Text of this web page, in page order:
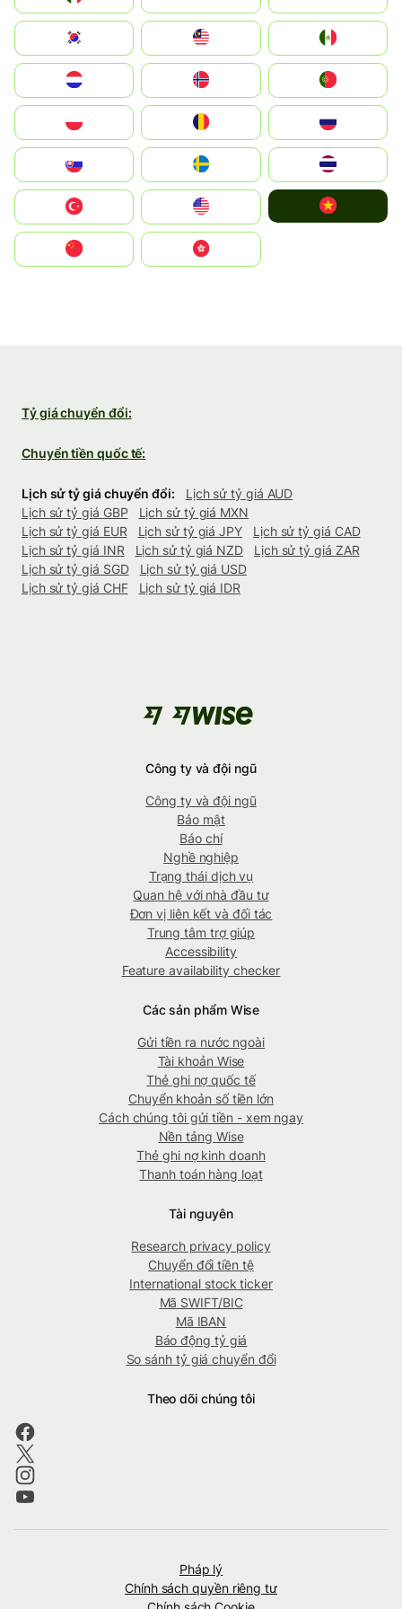
South Korea
United States
中國香港特別行政區
Tỷ giá chuyển đổi:
Chuyển tiền quốc tế:
Lịch sử tỷ giá chuyển đổi:
Lịch sử tỷ giá AUD
Lịch sử tỷ giá GBP
Lịch sử tỷ giá MXN
Lịch sử tỷ giá EUR
Lịch sử tỷ giá JPY
Lịch sử tỷ giá CAD
Lịch sử tỷ giá INR
Lịch sử tỷ giá NZD
Lịch sử tỷ giá ZAR
Lịch sử tỷ giá SGD
Lịch sử tỷ giá USD
Lịch sử tỷ giá CHF
Lịch sử tỷ giá IDR
Công ty và đội ngũ
Công ty và đội ngũ
Bảo mật
Báo chí
Nghề nghiệp
Trạng thái dịch vụ
Quan hệ với nhà đầu tư
Đơn vị liên kết và đối tác
Trung tâm trợ giúp
Accessibility
Feature availability checker
Các sản phẩm Wise
Gửi tiền ra nước ngoài
Tài khoản Wise
Thẻ ghi nợ quốc tế
Chuyển khoản số tiền lớn
Cách chúng tôi gửi tiền - xem ngay
Nền tảng Wise
Thẻ ghi nợ kinh doanh
Thanh toán hàng loạt
Tài nguyên
Research privacy policy
Chuyển đổi tiền tệ
International stock ticker
Mã SWIFT/BIC
Mã IBAN
Báo động tỷ giá
So sánh tỷ giá chuyển đổi
Theo dõi chúng tôi
Pháp lý
Chính sách quyền riêng tư